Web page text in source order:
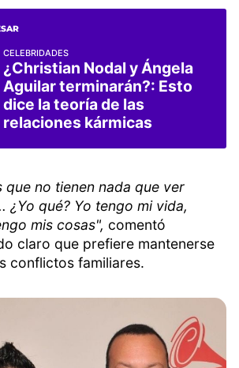
CELEBRIDADES
¿Christian Nodal y Ángela
Aguilar terminarán?: Esto
dice la teoría de las
relaciones kármicas
que no tienen nada que ver
¿Yo qué? Yo tengo mi vida,
mis cosas", comentó
claro que prefiere mantenerse
conflictos familiares.